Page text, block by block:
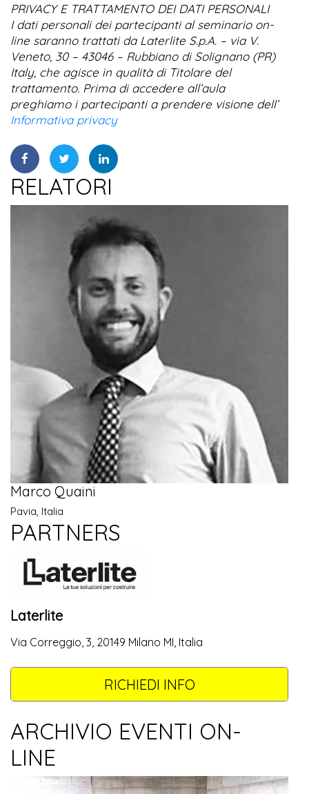
PRIVACY E TRATTAMENTO DEI DATI PERSONALI
I dati personali dei partecipanti al seminario on-
line saranno trattati da Laterlite S.p.A. – via V.
Veneto, 30 – 43046 – Rubbiano di Solignano (PR)
Italy, che agisce in qualità di Titolare del
trattamento. Prima di accedere all’aula
preghiamo i partecipanti a prendere visione dell’
Informativa privacy
RELATORI
Marco Quaini
Pavia, Italia
PARTNERS
Laterlite
Via Correggio, 3, 20149 Milano MI, Italia
RICHIEDI INFO
ARCHIVIO EVENTI ON-
LINE